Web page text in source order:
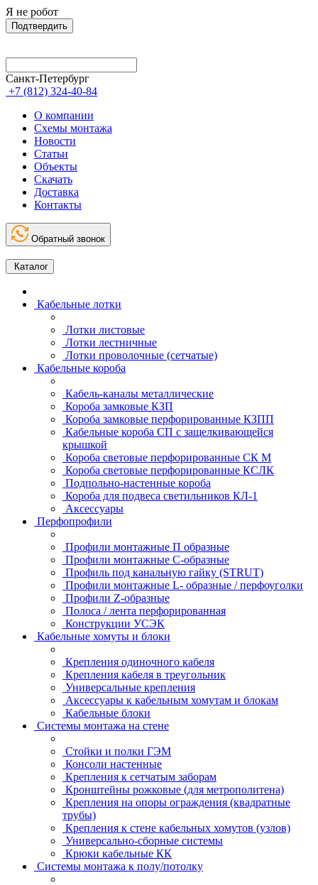
Я не робот
Подтвердить
Санкт-Петербург
+7 (812) 324-40-84
О компании
Схемы монтажа
Новости
Статьи
Объекты
Скачать
Доставка
Контакты
Обратный звонок
Каталог
Кабельные лотки
Лотки листовые
Лотки лестничные
Лотки проволочные (сетчатые)
Кабельные короба
Кабель-каналы металлические
Короба замковые КЗП
Короба замковые перфорированные КЗПП
Кабельные короба СП с защелкивающейся
крышкой
Короба световые перфорированные СК М
Короба световые перфорированные КСЛК
Подпольно-настенные короба
Короба для подвеса светильников КЛ-1
Аксессуары
Перфопрофили
Профили монтажные П образные
Профили монтажные C-образные
Профиль под канальную гайку (STRUT)
Профили монтажные L- образные / перфоуголки
Профили Z-образные
Полоса / лента перфорированная
Конструкции УСЭК
Кабельные хомуты и блоки
Крепления одиночного кабеля
Крепления кабеля в треугольник
Универсальные крепления
Аксессуары к кабельным хомутам и блокам
Кабельные блоки
Системы монтажа на стене
Стойки и полки ГЭМ
Консоли настенные
Крепления к сетчатым заборам
Кронштейны рожковые (для метрополитена)
Крепления на опоры ограждения (квадратные
трубы)
Крепления к стене кабельных хомутов (узлов)
Универсально-сборные системы
Крюки кабельные КК
Системы монтажа к полу/потолку